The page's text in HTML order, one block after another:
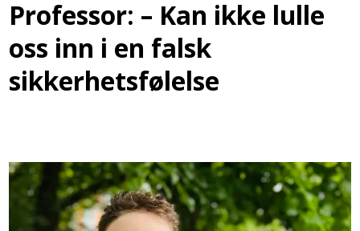
Professor: – Kan ikke lulle
oss inn i en falsk
sikkerhetsfølelse